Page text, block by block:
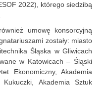
2022), którego siedzibą
umowę konsorcyjną
zostały: miasto
Śląska w Gliwicach
w Katowicach – Śląski
Ekonomiczny, Akademia
Akademia Sztuk